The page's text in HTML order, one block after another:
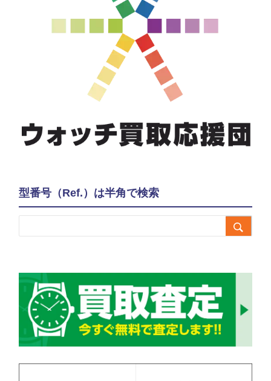
型番号（Ref.）は半角で検索
